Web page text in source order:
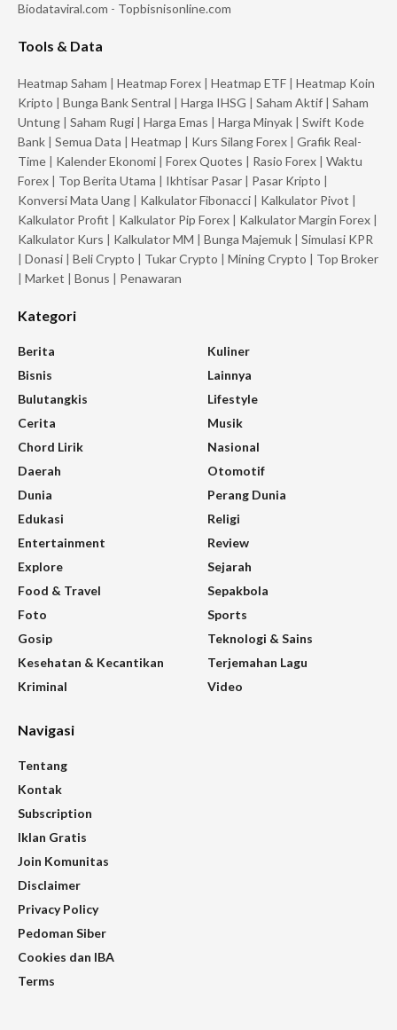
Biodataviral.com - Topbisnisonline.com
Tools & Data
Heatmap Saham Heatmap Forex Heatmap ETF
Heatmap Koin
Kripto
Bunga Bank Sentral Harga IHSG Saham Aktif
Saham
Untung
Saham Rugi Harga Emas Harga Minyak
Swift Kode
Bank
Semua Data Heatmap Kurs Silang Forex
Grafik Real-
Time
Kalender Ekonomi Forex Quotes Rasio Forex
Waktu
Forex
Top Berita Utama Ikhtisar Pasar Pasar Kripto
Konversi Mata Uang
Kalkulator Fibonacci Kalkulator Pivot
Kalkulator Profit
Kalkulator Pip Forex Kalkulator Margin Forex
Kalkulator Kurs
Kalkulator MM Bunga Majemuk
Simulasi KPR
Donasi Beli Crypto Tukar Crypto Mining Crypto
Top Broker
Market Bonus Penawaran
Kategori
Berita
Bisnis
Bulutangkis
Cerita
Chord Lirik
Daerah
Dunia
Edukasi
Entertainment
Explore
Food & Travel
Foto
Gosip
Kesehatan & Kecantikan
Kriminal
Kuliner
Lainnya
Lifestyle
Musik
Nasional
Otomotif
Perang Dunia
Religi
Review
Sejarah
Sepakbola
Sports
Teknologi & Sains
Terjemahan Lagu
Video
Navigasi
Tentang
Kontak
Subscription
Iklan Gratis
Join Komunitas
Disclaimer
Privacy Policy
Pedoman Siber
Cookies dan IBA
Terms